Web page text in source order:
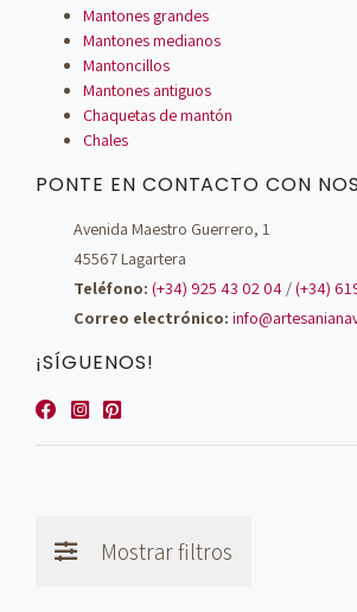
Mostrar filtros
Mantones grandes
Mantones medianos
Mantoncillos
Mantones antiguos
Chaquetas de mantón
Chales
PONTE EN CONTACTO CON
Avenida Maestro Guerrero, 1
45567 Lagartera
Teléfono: (+34) 925 43 02 04 /(+34)
Correo electrónico:
¡SÍGUENOS!
© Artesanía Nava - 2026